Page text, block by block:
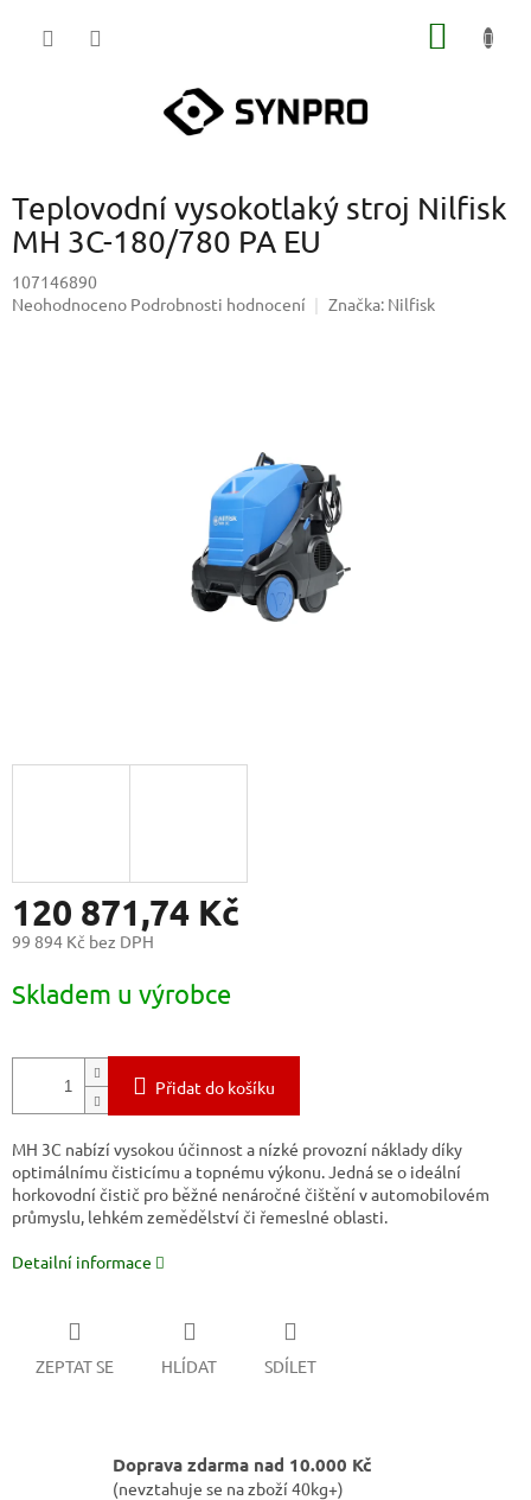
Teplovodní vysokotlaký stroj Nilfisk
MH 3C-180/780 PA EU
107146890
Průměrné
Neohodnoceno Podrobnosti hodnocení Značka: Nilfisk
120 871,74 Kč
99 894 Kč bez DPH
cena:
Skladem u výrobce
Přidat do košíku
MH 3C nabízí vysokou účinnost a nízké provozní náklady díky
optimálnímu čisticímu a topnému výkonu. Jedná se o ideální
horkovodní čistič pro běžné nenáročné čištění v automobilovém
průmyslu, lehkém zemědělství či řemeslné oblasti.
Detailní informace
ZEPTAT SE HLÍDAT SDÍLET
Doprava zdarma nad 10.000 Kč
(nevztahuje se na zboží 40kg+)